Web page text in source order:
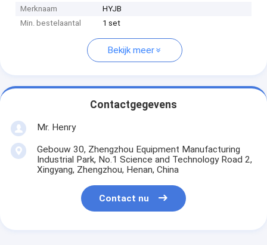
Merknaam
HYJB
Min. bestelaantal
1 set
Bekijk meer
Contactgegevens
Mr. Henry
Gebouw 30, Zhengzhou Equipment Manufacturing
Industrial Park, No.1 Science and Technology Road 2,
Xingyang, Zhengzhou, Henan, China
Contact nu